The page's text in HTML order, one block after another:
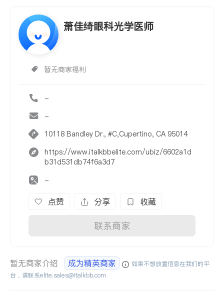
萧佳绮眼科光学医师
暂无商家福利
-
-
10118 Bandley Dr., #C,Cupertino, CA 95014
https://www.italkbbelite.com/ubiz/6602a1d
b31d531db74f6a3d7
-
点赞 分享 收藏
联系商家
暂无商家介绍 成为精英商家
如果不想放置信息在我们的平
台，请联系elite.sales@italkbb.com